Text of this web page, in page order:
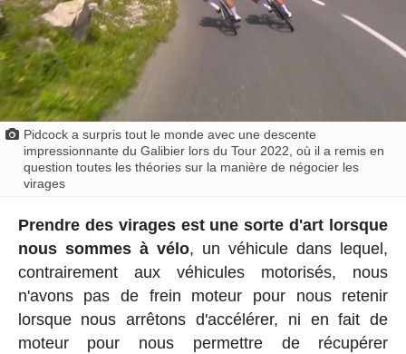
Pidcock a surpris tout le monde avec une descente
impressionnante du Galibier lors du Tour 2022, où il a remis en
question toutes les théories sur la manière de négocier les
virages
Prendre des virages est une sorte d'art lorsque
nous sommes à vélo, un véhicule dans lequel,
contrairement aux véhicules motorisés, nous
n'avons pas de frein moteur pour nous retenir
lorsque nous arrêtons d'accélérer, ni en fait de
moteur pour nous permettre de récupérer